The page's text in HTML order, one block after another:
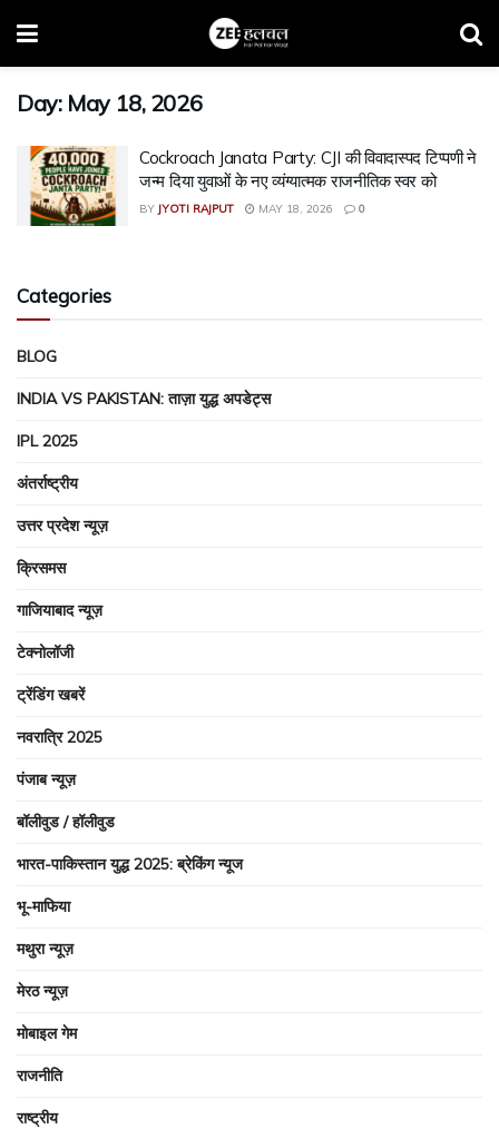
Day: May 18, 2026
Cockroach Janata Party: CJI की विवादास्पद टिप्पणी ने
जन्म दिया युवाओं के नए व्यंग्यात्मक राजनीतिक स्वर को
BY JYOTI RAJPUT MAY 18, 2026 0
Categories
BLOG
INDIA VS PAKISTAN: ताज़ा युद्ध अपडेट्स
IPL 2025
अंतर्राष्ट्रीय
उत्तर प्रदेश न्यूज़
क्रिसमस
गाजियाबाद न्यूज़
टेक्नोलॉजी
ट्रेंडिंग खबरें
नवरात्रि 2025
पंजाब न्यूज़
बॉलीवुड / हॉलीवुड
भारत-पाकिस्तान युद्ध 2025: ब्रेकिंग न्यूज
भू-माफिया
मथुरा न्यूज़
मेरठ न्यूज़
मोबाइल गेम
राजनीति
राष्ट्रीय